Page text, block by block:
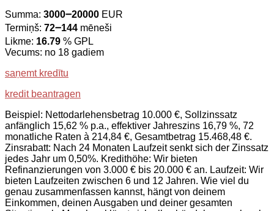
Summa: 3000౼20000 EUR
Termiņš: 72౼144 mēneši
Likme: 16.79 % GPL
Vecums: no 18 gadiem
saņemt kredītu
kredit beantragen
Beispiel: Nettodarlehensbetrag 10.000 €, Sollzinssatz
anfänglich 15,62 % p.a., effektiver Jahreszins 16,79 %, 72
monatliche Raten à 214,84 €, Gesamtbetrag 15.468,48 €.
Zinsrabatt: Nach 24 Monaten Laufzeit senkt sich der Zinssatz
jedes Jahr um 0,50%. Kredithöhe: Wir bieten
Refinanzierungen von 3.000 € bis 20.000 € an. Laufzeit: Wir
bieten Laufzeiten zwischen 6 und 12 Jahren. Wie viel du
genau zusammenfassen kannst, hängt von deinem
Einkommen, deinen Ausgaben und deiner gesamten